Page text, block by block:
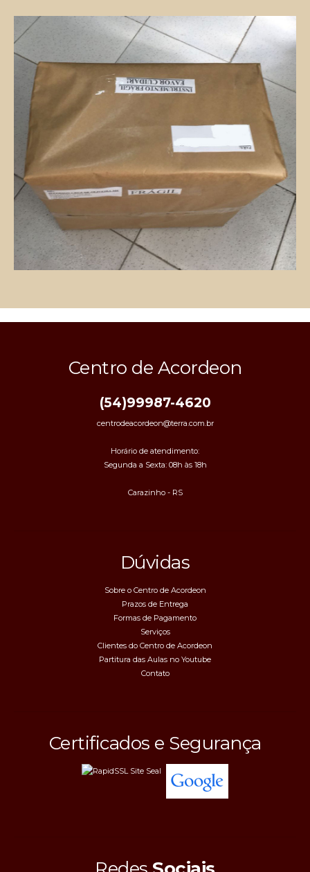
Centro de Acordeon
(54)99987-4620
centrodeacordeon@terra.com.br
Horário de atendimento:
Segunda a Sexta: 08h às 18h
Carazinho - RS
Dúvidas
Sobre o Centro de Acordeon
Prazos de Entrega
Formas de Pagamento
Serviços
Clientes do Centro de Acordeon
Partitura das Aulas no Youtube
Contato
Certificados e Segurança